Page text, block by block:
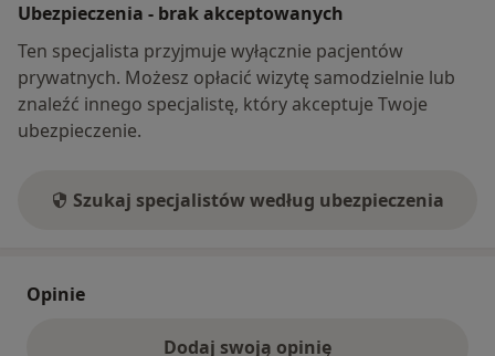
Ubezpieczenia - brak akceptowanych
Ten specjalista przyjmuje wyłącznie pacjentów
prywatnych. Możesz opłacić wizytę samodzielnie lub
znaleźć innego specjalistę, który akceptuje Twoje
ubezpieczenie.
Szukaj specjalistów według ubezpieczenia
Opinie
Dodaj swoją opinię